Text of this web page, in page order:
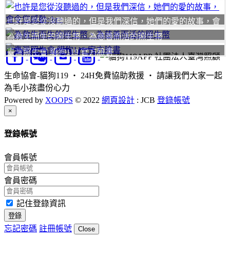
也許是您從沒聽過的，但是我們深信，她們的愛的故事，會
令您感動
為救生而生的照生幣、為慈善而活的照生幣
臺灣照生會 貓狗119 官方臉書
社團法人臺灣照顧
生命協會-貓狗119 ‧ 24H免費協助救援 ‧ 請讓我們大家一起
為毛小孩盡份心力
Powered by XOOPS © 2022 網頁設計 : JCB 登錄帳號
×
登錄帳號
會員帳號
會員密碼
記住登錄資訊
登錄
忘記密碼 註冊帳號 Close